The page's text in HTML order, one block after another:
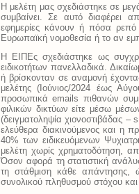
Η μελέτη μας σχεδιάστηκε σε
συμβαίνει. Σε αυτό διαφέρει
εφημερίες κάνουν ή πόσα ρεπό
Ευρωπαϊκή νομοθεσία ή το αν
Η ΕΙΠΕς σχεδιάστηκε ως
ειδικοτήτων πανελλαδικά.
ή βρίσκονταν σε αναμονή
μελέτης (Ιούνιος/2024 έως
προσωπικά emails πιθανών
φιλικών δικτύων είτε μέσω
(δειγματοληψία χιονοστιβάδας
ελεύθερα διακινούμενος και η
40% των ειδικευόμενων
μελέτη χωρίς χρηματοδότηση,
Όσον αφορά τη στατιστική
τη στάθμιση κάθε απάντησης,
συνολικού πληθυσμού στόχου και